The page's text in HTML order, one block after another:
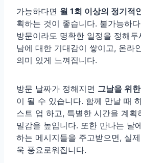
가능하다면 월 1회 이상의 정기적
획하는 것이 좋습니다. 불가능하
방문이라도 명확한 일정을 정해
남에 대한 기대감이 쌓이고, 온라
의미 있게 느껴집니다.
방문 날짜가 정해지면 그날을 위
이 될 수 있습니다. 함께 만날 때
스트 업 하고, 특별한 시간을 계획
밀감을 높입니다. 또한 만나는 날
하는 메시지들을 주고받으면, 실
욱 풍요로워집니다.